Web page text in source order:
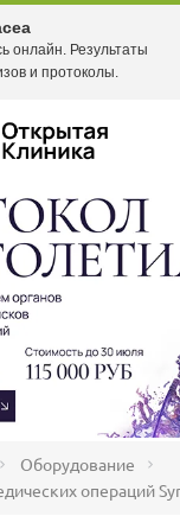
Оборудование
операций
онлайн. Результаты
и протоколы.